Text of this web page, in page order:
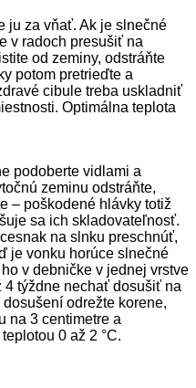
ju za vňať. Ak je slnečné
v radoch presušiť na
od zeminy, odstráňte
potom pretrieďte a
cibule treba uskladniť
Optimálna teplota
podoberte vidlami a
zeminu odstráňte,
– poškodené hlávky totiž
sa ich skladovateľnosť.
na slnku preschnúť,
je vonku horúce slnečné
v debničke v jednej vrstve
týždne nechať dosušiť na
odrežte korene,
na 3 centimetre a
0 až 2 °C.